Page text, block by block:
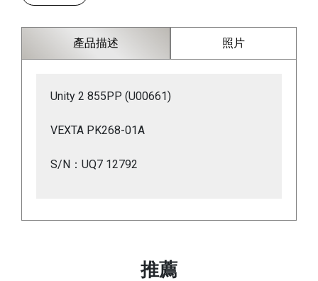
產品描述 照片
Unity 2 855PP (U00661)
VEXTA PK268-01A
S/N：UQ7 12792
推薦